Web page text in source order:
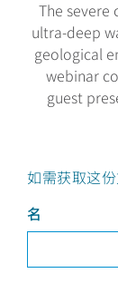
The severe
ultra-deep
geological
webinar
guest
如需获取这
名